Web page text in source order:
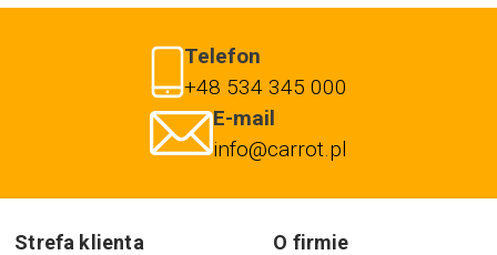
Telefon
+48 534 345 000
E-mail
info@carrot.pl
Strefa klienta
O firmie